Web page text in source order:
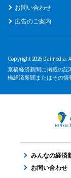
お問い合わせ
広告のご案内
Copyright 2026 Daimedia.
京橋経済新聞に掲載の
橋経済新聞またはその情
みんなの経済
お問い合わせ